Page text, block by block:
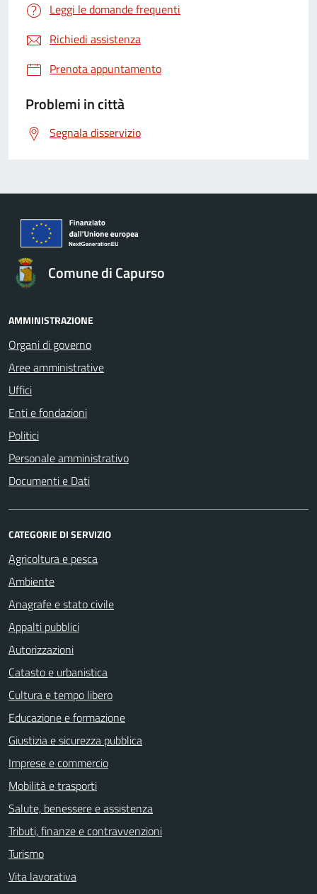
Leggi le domande frequenti
Richiedi assistenza
Prenota appuntamento
Problemi in città
Segnala disservizio
Comune di Capurso
AMMINISTRAZIONE
Organi di governo
Aree amministrative
Uffici
Enti e fondazioni
Politici
Personale amministrativo
Documenti e Dati
CATEGORIE DI SERVIZIO
Agricoltura e pesca
Ambiente
Anagrafe e stato civile
Appalti pubblici
Autorizzazioni
Catasto e urbanistica
Cultura e tempo libero
Educazione e formazione
Giustizia e sicurezza pubblica
Imprese e commercio
Mobilità e trasporti
Salute, benessere e assistenza
Tributi, finanze e contravvenzioni
Turismo
Vita lavorativa